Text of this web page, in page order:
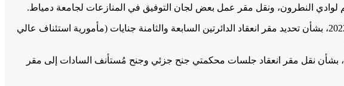
كما نشرت جريدة الوقائع المصرية في عددها رقم 16 تابع (أ)، الصادر في 19 يناير 2022، قرار وزير العدل رقم 446 لسنة 2022، بشأن تحديد مقر انعقاد الدائرتين السابعة والثامنة جنايات (مأمورية استئناف عالي
ونشرت جريدة الوقائع المصرية في عددها رقم 16 (تابع)، الصادر في 19 يناير 2022، قرار وزير العدل رقم 445 لسنة 2022، بشأن نقل مقر انعقاد جلسات محكمتي جنح جزئي وجنح مُستأنف السادات إلى مقر